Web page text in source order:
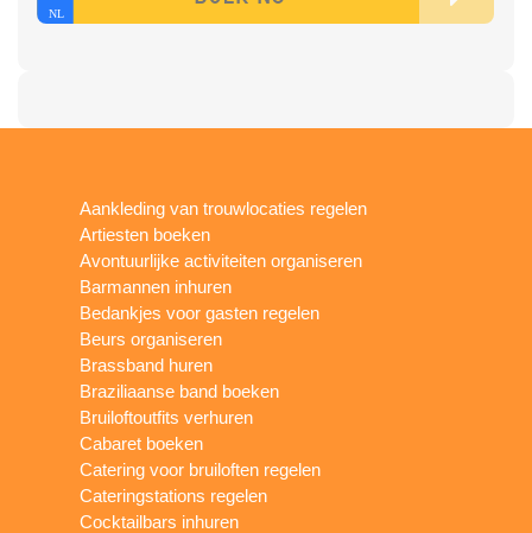
Aankleding van trouwlocaties regelen
Artiesten boeken
Avontuurlijke activiteiten organiseren
Barmannen inhuren
Bedankjes voor gasten regelen
Beurs organiseren
Brassband huren
Braziliaanse band boeken
Bruiloftoutfits verhuren
Cabaret boeken
Catering voor bruiloften regelen
Cateringstations regelen
Cocktailbars inhuren